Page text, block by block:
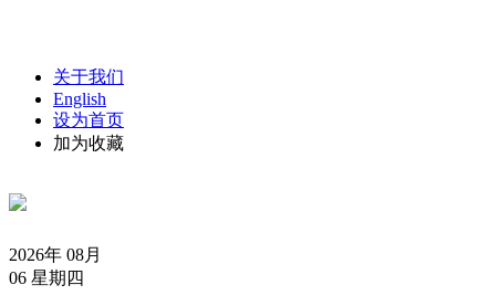
关于我们
English
设为首页
加为收藏
2026年 08月
06 星期四